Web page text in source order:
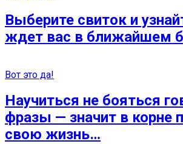
Выберите свиток и
ждет вас в ближайшем
Вот это да!
Научиться не бояться
фразы — значит в корне
свою жизнь…